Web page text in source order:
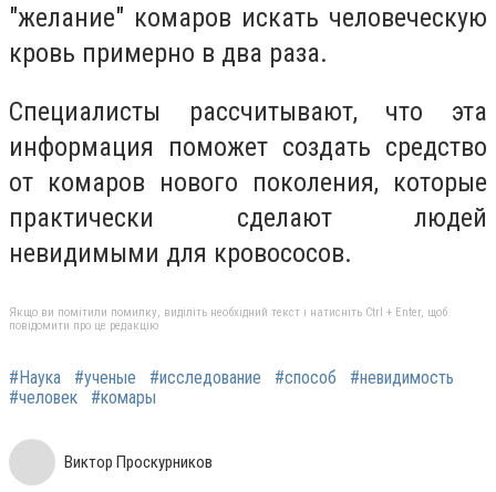
"желание" комаров искать человеческую
кровь примерно в два раза.
Специалисты рассчитывают, что эта
информация поможет создать средство
от комаров нового поколения, которые
практически сделают людей
невидимыми для кровососов.
Якщо ви помітили помилку, виділіть необхідний текст і натисніть Ctrl + Enter, щоб
повідомити про це редакцію
#Наука #ученые #исследование #способ
#невидимость
#человек
#комары
Виктор Проскурников